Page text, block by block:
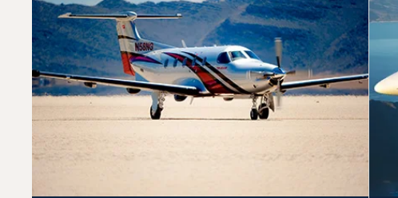
Autonomie (km)
Autonomie (NM)